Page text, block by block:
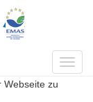
Einige davon
Webseite zu